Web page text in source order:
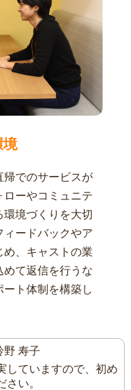
境
帰でのサービスが
ーやコミュニテ
環境づくりを大切
ィードバックやア
め、キャストの業
て返信を行うな
ト体制を構築し
野 寿子
していますので、初め
さい。